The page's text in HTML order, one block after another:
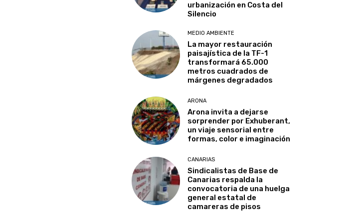
urbanización en Costa del
Silencio
MEDIO AMBIENTE
La mayor restauración
paisajística de la TF-1
transformará 65.000
metros cuadrados de
márgenes degradados
ARONA
Arona invita a dejarse
sorprender por Exhuberant,
un viaje sensorial entre
formas, color e imaginación
CANARIAS
Sindicalistas de Base de
Canarias respalda la
convocatoria de una huelga
general estatal de
camareras de pisos